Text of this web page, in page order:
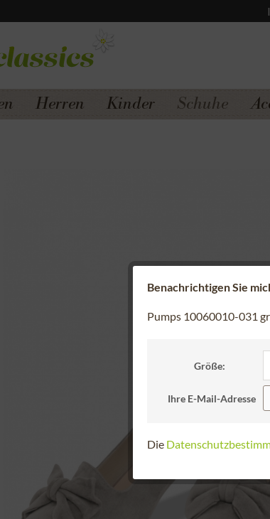
Herren Kinder Schuhe
Benachrichtigen Sie
Pumps 10060010-031
Größe:
Ihre E-Mail-Adresse
Die